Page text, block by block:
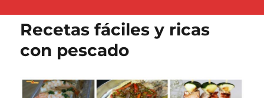
Recetas fáciles y ricas
con pescado